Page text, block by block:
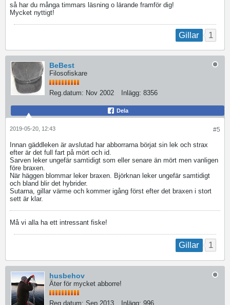
så har du många timmars läsning o lärande framför dig!
Mycket nyttigt!
Gillar 1
BeBest
Filosofiskare
Reg.datum: Nov 2002 Inlägg: 8356
Dela
#5
2019-05-20, 12:43
Innan gäddleken är avslutad har abborrarna börjat sin lek och strax
efter är det full fart på mört och id.
Sarven leker ungefär samtidigt som eller senare än mört men vanligen
före braxen.
När häggen blommar leker braxen. Björknan leker ungefär samtidigt
och bland blir det hybrider.
Sutarna, gillar värme och kommer igång först efter det braxen i stort
sett är klar.
Må vi alla ha ett intressant fiske!
Gillar 1
husbehov
Äter för mycket abborre!
Reg.datum: Sep 2013 Inlägg: 996